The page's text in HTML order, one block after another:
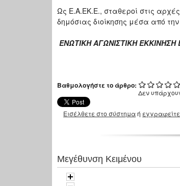
Ως Ε.Α.ΕΚ.Ε., σταθεροί στις
δημόσιας διοίκησης μέσα από
ΕΝΩΤΙΚΗ ΑΓΩΝΙΣΤΙΚΗ ΕΚΚΙΝΗΣΗ
Βαθμολογήστε το άρθρο:
Δεν
Εισέλθετε στο σύστημαή εγγραφείτε
Μεγέθυνση Κειμένου